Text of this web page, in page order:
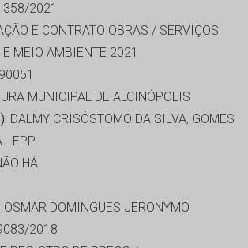
2021
E CONTRATO OBRAS / SERVIÇOS
E MEIO AMBIENTE 2021
MUNICIPAL DE ALCINÓPOLIS
DALMY CRISÓSTOMO DA SILVA, GOMES
- EPP
HÁ
OSMAR DOMINGUES JERONYMO
2018